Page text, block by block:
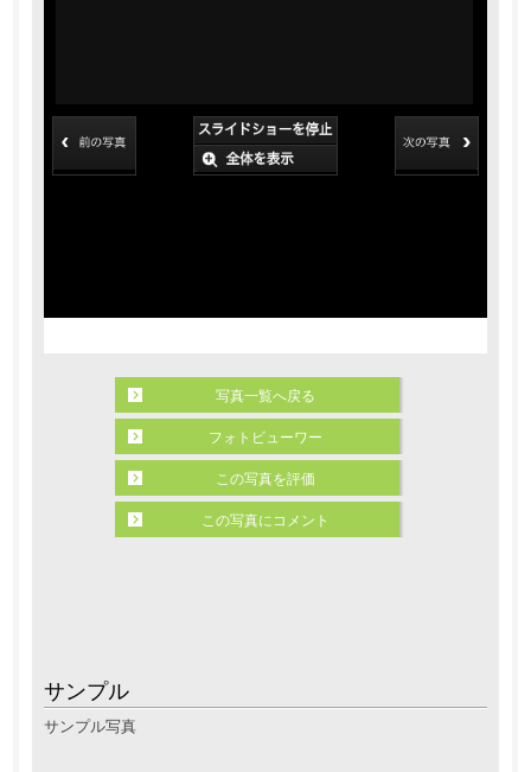
サンプル
サンプル写真
写真一覧へ戻る
フォトビューワー
この写真を評価
この写真にコメント